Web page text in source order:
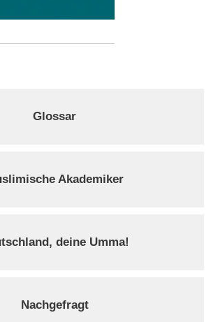
Glossar
Akademiker
deine Umma!
Nachgefragt